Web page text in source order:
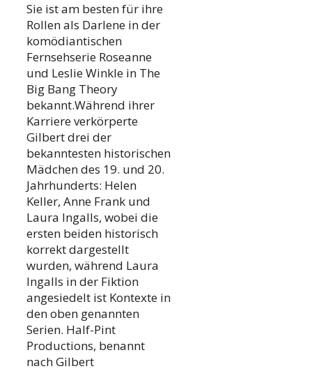
Sie ist am besten für ihre
Rollen als Darlene in der
komödiantischen
Fernsehserie Roseanne
und Leslie Winkle in The
Big Bang Theory
bekannt.Während ihrer
Karriere verkörperte
Gilbert drei der
bekanntesten historischen
Mädchen des 19. und 20.
Jahrhunderts: Helen
Keller, Anne Frank und
Laura Ingalls, wobei die
ersten beiden historisch
korrekt dargestellt
wurden, während Laura
Ingalls in der Fiktion
angesiedelt ist Kontexte in
den oben genannten
Serien. Half-Pint
Productions, benannt
nach Gilbert